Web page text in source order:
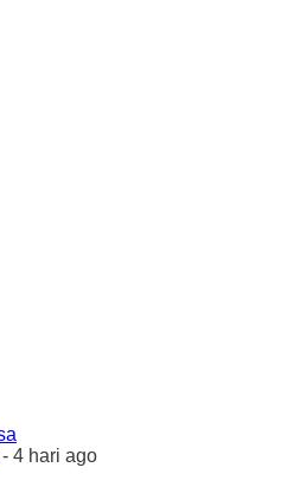
- 4 hari ago